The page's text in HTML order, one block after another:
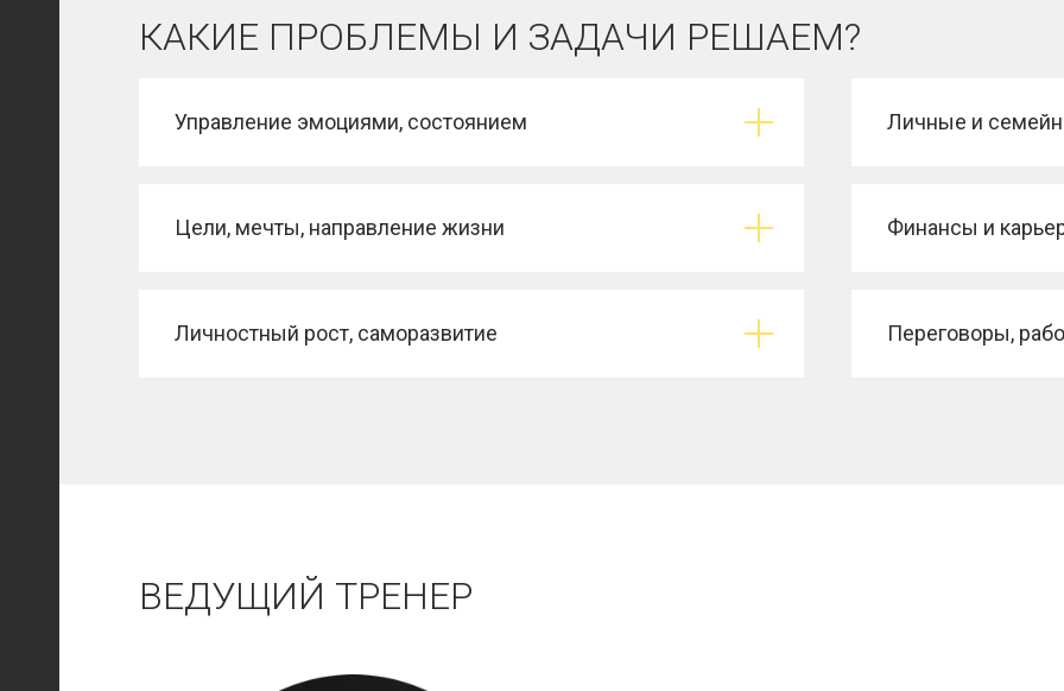
КАКИЕ ПРОБЛЕМЫ И ЗАДАЧИ РЕШАЕМ?
Управление эмоциями, состоянием Личные и
Цели, мечты, направление жизни Финансы и
Личностный рост, саморазвитие Переговоры,
ВЕДУЩИЙ ТРЕНЕР